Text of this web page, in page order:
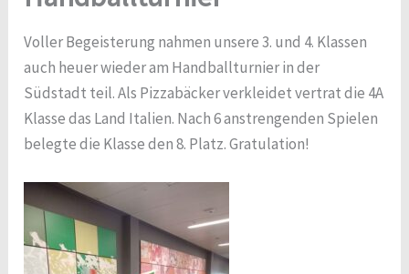
Voller Begeisterung nahmen unsere 3. und 4. Klassen
auch heuer wieder am Handballturnier in der
Südstadt teil. Als Pizzabäcker verkleidet vertrat die 4A
Klasse das Land Italien. Nach 6 anstrengenden Spielen
belegte die Klasse den 8. Platz. Gratulation!